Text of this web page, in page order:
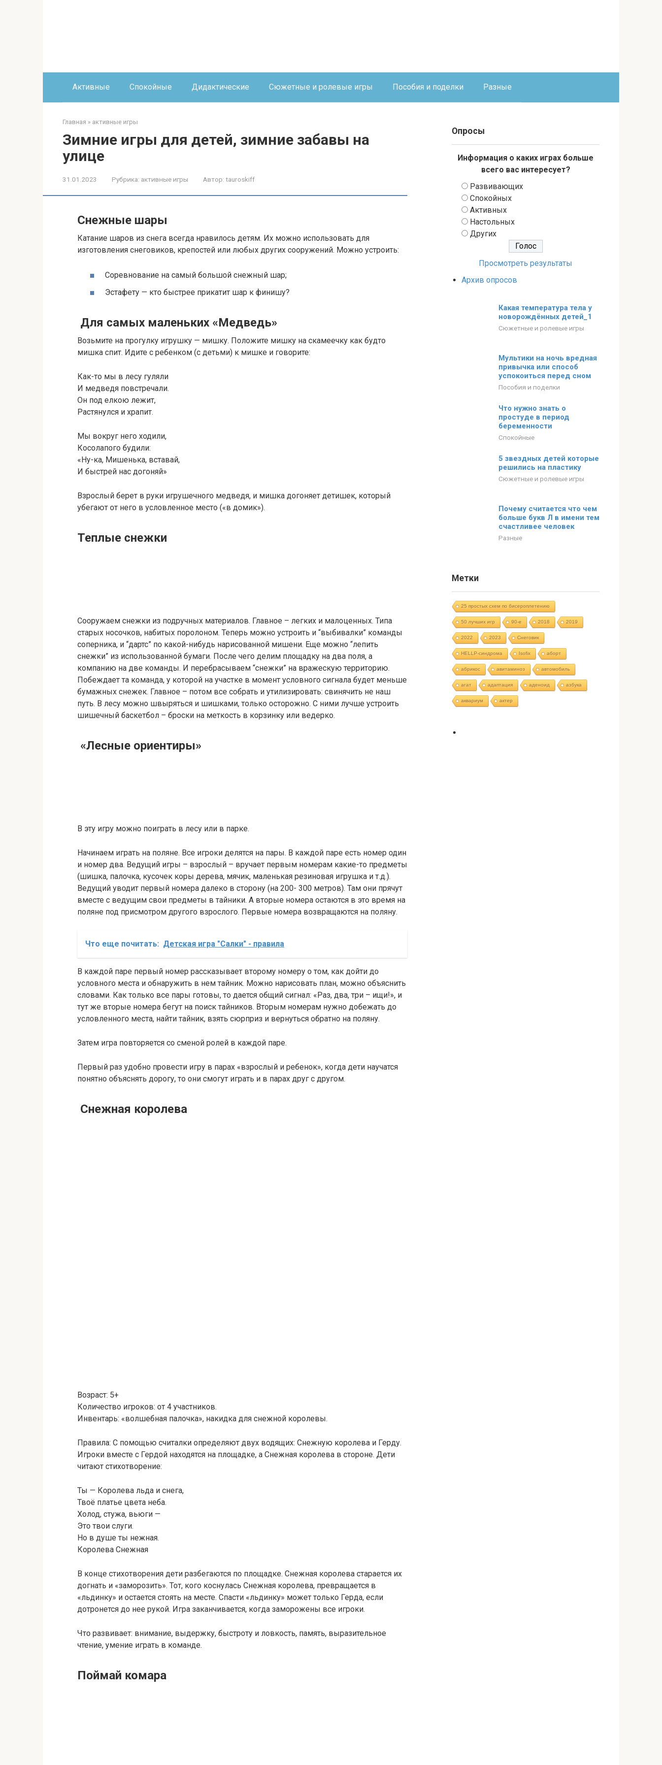
Активные Спокойные Дидактические Сюжетные и ролевые игры Пособия и поделки Разные
Главная » активные игры
Зимние игры для детей, зимние забавы на
улице
31.01.2023 Рубрика: активные игры Автор: tauroskiff
Снежные шары
Катание шаров из снега всегда нравилось детям. Их можно использовать для
изготовления снеговиков, крепостей или любых других сооружений. Можно устроить:
Соревнование на самый большой снежный шар;
Эстафету — кто быстрее прикатит шар к финишу?
Для самых маленьких «Медведь»
Возьмите на прогулку игрушку — мишку. Положите мишку на скамеечку как будто
мишка спит. Идите с ребенком (с детьми) к мишке и говорите:
Как-то мы в лесу гуляли
И медведя повстречали.
Он под елкою лежит,
Растянулся и храпит.
Мы вокруг него ходили,
Косолапого будили:
«Ну-ка, Мишенька, вставай,
И быстрей нас догоняй»
Взрослый берет в руки игрушечного медведя, и мишка догоняет детишек, который
убегают от него в условленное место («в домик»).
Теплые снежки
Сооружаем снежки из подручных материалов. Главное – легких и малоценных. Типа
старых носочков, набитых поролоном. Теперь можно устроить и “выбивалки” команды
соперника, и “дартс” по какой-нибудь нарисованной мишени. Еще можно “лепить
снежки” из использованной бумаги. После чего делим площадку на два поля, а
компанию на две команды. И перебрасываем “снежки” на вражескую территорию.
Побеждает та команда, у которой на участке в момент условного сигнала будет меньше
бумажных снежек. Главное – потом все собрать и утилизировать: свинячить не наш
путь. В лесу можно швыряться и шишками, только осторожно. С ними лучше устроить
шишечный баскетбол – броски на меткость в корзинку или ведерко.
«Лесные ориентиры»
В эту игру можно поиграть в лесу или в парке.
Начинаем играть на поляне. Все игроки делятся на пары. В каждой паре есть номер один
и номер два. Ведущий игры – взрослый – вручает первым номерам какие-то предметы
(шишка, палочка, кусочек коры дерева, мячик, маленькая резиновая игрушка и т.д.).
Ведущий уводит первый номера далеко в сторону (на 200- 300 метров). Там они прячут
вместе с ведущим свои предметы в тайники. А вторые номера остаются в это время на
поляне под присмотром другого взрослого. Первые номера возвращаются на поляну.
Что еще почитать: Детская игра "Салки" - правила
В каждой паре первый номер рассказывает второму номеру о том, как дойти до
условного места и обнаружить в нем тайник. Можно нарисовать план, можно объяснить
словами. Как только все пары готовы, то дается общий сигнал: «Раз, два, три – ищи!», и
тут же вторые номера бегут на поиск тайников. Вторым номерам нужно добежать до
условленного места, найти тайник, взять сюрприз и вернуться обратно на поляну.
Затем игра повторяется со сменой ролей в каждой паре.
Первый раз удобно провести игру в парах «взрослый и ребенок», когда дети научатся
понятно объяснять дорогу, то они смогут играть и в парах друг с другом.
Снежная королева
Возраст: 5+
Количество игроков: от 4 участников.
Инвентарь: «волшебная палочка», накидка для снежной королевы.
Правила: С помощью считалки определяют двух водящих: Снежную королева и Герду.
Игроки вместе с Гердой находятся на площадке, а Снежная королева в стороне. Дети
читают стихотворение:
Ты — Королева льда и снега,
Твоё платье цвета неба.
Холод, стужа, вьюги —
Это твои слуги.
Но в душе ты нежная.
Королева Снежная
В конце стихотворения дети разбегаются по площадке. Снежная королева старается их
догнать и «заморозить». Тот, кого коснулась Снежная королева, превращается в
«льдинку» и остается стоять на месте. Спасти «льдинку» может только Герда, если
дотронется до нее рукой. Игра заканчивается, когда заморожены все игроки.
Что развивает: внимание, выдержку, быстроту и ловкость, память, выразительное
чтение, умение играть в команде.
Поймай комара
Опросы
Информация о каких играх больше
всего вас интересует?
Развивающих
Спокойных
Активных
Настольных
Других
Просмотреть результаты
Архив опросов
Какая температура тела у
новорождённых детей_1
Сюжетные и ролевые игры
Мультики на ночь вредная
привычка или способ
успокоиться перед сном
Пособия и поделки
Что нужно знать о
простуде в период
беременности
Спокойные
5 звездных детей которые
решились на пластику
Сюжетные и ролевые игры
Почему считается что чем
больше букв Л в имени тем
счастливее человек
Разные
Метки
25 простых схем по бисероплетению
50 лучших игр 90-е 2018 2019
2022 2023 Cнеговик
HELLP-синдрома Isofix аборт
абрикос авитаминоз автомобиль
агат адаптация аденоид азбука
аквариум актер